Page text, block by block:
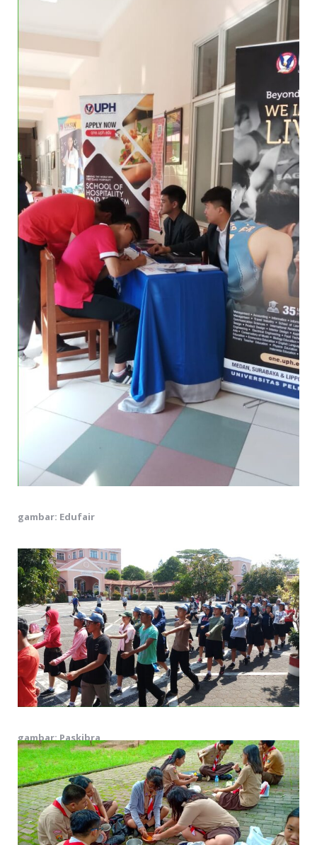
gambar: Edufair
gambar: Paskibra